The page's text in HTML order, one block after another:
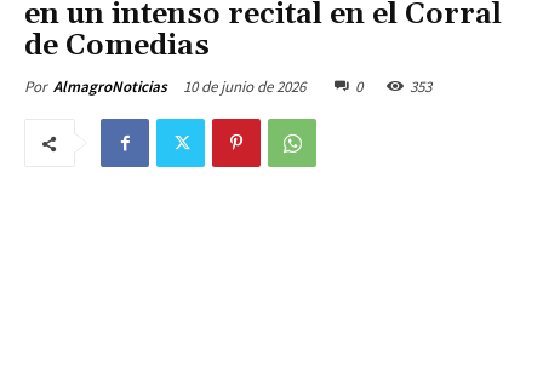
en un intenso recital en el Corral
de Comedias
Por AlmagroNoticias 10 de junio de 2026 0 353